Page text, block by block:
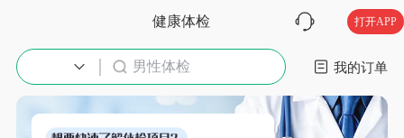
健康体检 打开APP
男性体检 入职体检 我的订单